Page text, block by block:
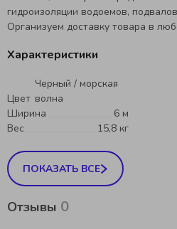
гидроизоляции водоемов,
Организуем доставку товара в
Характеристики
Цвет
Черный / морская
волна
Ширина
6 м
Вес
15,8 кг
ПОКАЗАТЬ ВСЕ
Отзывы 0